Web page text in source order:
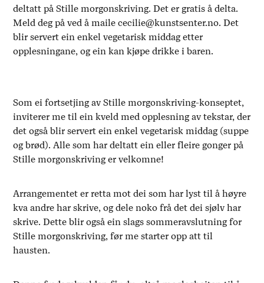
deltatt på Stille morgonskriving. Det er gratis å delta.
Meld deg på ved å maile cecilie@kunstsenter.no. Det
blir servert ein enkel vegetarisk middag etter
opplesningane, og ein kan kjøpe drikke i baren.
Som ei fortsetjing av Stille morgonskriving-konseptet,
inviterer me til ein kveld med opplesning av tekstar, der
det også blir servert ein enkel vegetarisk middag (suppe
og brød). Alle som har deltatt ein eller fleire gonger på
Stille morgonskriving er velkomne!
Arrangementet er retta mot dei som har lyst til å høyre
kva andre har skrive, og dele noko frå det dei sjølv har
skrive. Dette blir også ein slags sommeravslutning for
Stille morgonskriving, før me starter opp att til
hausten.